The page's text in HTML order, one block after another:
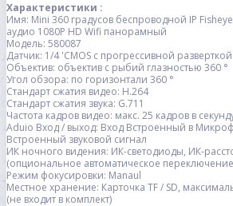
Характеристики :
Имя: Mini 360 градусов беспроводной IP
аудио 1080P HD Wifi панорамный
Модель: 580087
Датчик: 1/4 'CMOS с прогрессивной разверткой
Объектив: объектив с рыбий глазностью 360 °
Угол обзора: по горизонтали 360 °
Стандарт сжатия видео: H.264
Стандарт сжатия звука: G.711
Частота кадров видео: макс. 25 кадров в
Aduio Вход / выход: Вход Встроенный в
Встроенный звуковой сигнал
ИК ночного видения: ИК-светодиоды, ИК-
(опциональное автоматическое переключение
Режим фокусировки: Manaul
Местное хранение: Карточка TF / SD,
(не входит в комплект)